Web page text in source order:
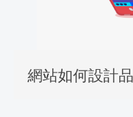
網站如何設計